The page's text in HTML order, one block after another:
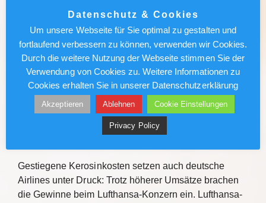
2027/2028 zu informieren. Mit praxisnahen
Verkaufstipps, direktem Austausch und
Gewinnchancen bietet die Veranstaltungsreihe
Einblicke zu den Fluss- und…
Weiterlesen
Lufthansa/Condor: Kerosinkosten
Gestiegene Kerosinkosten setzen auch deutsche
Airlines unter Druck: Trotz höherer Umsätze brachen
die Gewinne beim Lufthansa-Konzern ein. Lufthansa-
Datenschutz & Cookies
Um unsere Webseite für Sie optimal zu gestalten und
fortlaufend verbessern zu können, verwenden wir Cookies.
Durch die weitere Nutzung der Webseite stimmen Sie der
Verwendung von Cookies zu. Weitere Informationen zu
Cookies erhalten Sie in unserer Datenschutzerklärung
Akzeptieren Ablehnen Cookie Einstellungen
Privacy Policy